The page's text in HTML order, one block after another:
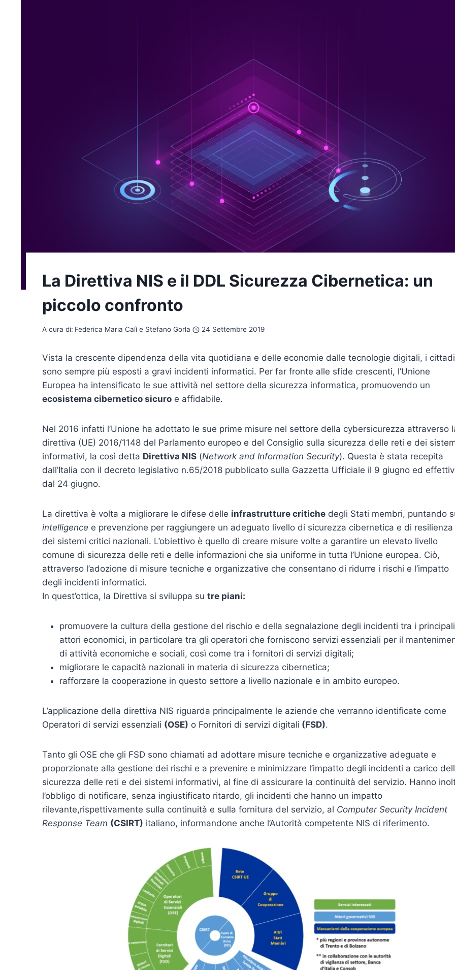
La Direttiva NIS e il DDL Sicurezza Cibernetica: un
piccolo confronto
A cura di: Federica Maria Calì e Stefano Gorla 24 Settembre 2019
Vista la crescente dipendenza della vita quotidiana e delle economie dalle tecnologie digitali, i
sono sempre più esposti a gravi incidenti informatici. Per far fronte alle sfide crescenti, l’Unione
Europea ha intensificato le sue attività nel settore della sicurezza informatica, promuovendo un
ecosistema cibernetico sicuro e affidabile.
Nel 2016 infatti l’Unione ha adottato le sue prime misure nel settore della cybersicurezza attraverso
direttiva (UE) 2016/1148 del Parlamento europeo e del Consiglio sulla sicurezza delle reti e dei
informativi, la così detta Direttiva NIS (Network and Information Security). Questa è stata recepita
dall’Italia con il decreto legislativo n.65/2018 pubblicato sulla Gazzetta Ufficiale il 9 giugno ed
dal 24 giugno.
La direttiva è volta a migliorare le difese delle infrastrutture critiche degli Stati membri, puntando
intelligence e prevenzione per raggiungere un adeguato livello di sicurezza cibernetica e di resilienza
dei sistemi critici nazionali. L’obiettivo è quello di creare misure volte a garantire un elevato livello
comune di sicurezza delle reti e delle informazioni che sia uniforme in tutta l’Unione europea. Ciò,
attraverso l’adozione di misure tecniche e organizzative che consentano di ridurre i rischi e l’impatto
degli incidenti informatici.
In quest’ottica, la Direttiva si sviluppa su tre piani:
promuovere la cultura della gestione del rischio e della segnalazione degli incidenti tra i principali
attori economici, in particolare tra gli operatori che forniscono servizi essenziali per il
di attività economiche e sociali, così come tra i fornitori di servizi digitali;
migliorare le capacità nazionali in materia di sicurezza cibernetica;
rafforzare la cooperazione in questo settore a livello nazionale e in ambito europeo.
L’applicazione della direttiva NIS riguarda principalmente le aziende che verranno identificate come
Operatori di servizi essenziali (OSE) o Fornitori di servizi digitali (FSD).
Tanto gli OSE che gli FSD sono chiamati ad adottare misure tecniche e organizzative adeguate e
proporzionate alla gestione dei rischi e a prevenire e minimizzare l’impatto degli incidenti a carico
sicurezza delle reti e dei sistemi informativi, al fine di assicurare la continuità del servizio. Hanno
l’obbligo di notificare, senza ingiustificato ritardo, gli incidenti che hanno un impatto
rilevante,rispettivamente sulla continuità e sulla fornitura del servizio, al Computer Security Incident
Response Team (CSIRT) italiano, informandone anche l’Autorità competente NIS di riferimento.